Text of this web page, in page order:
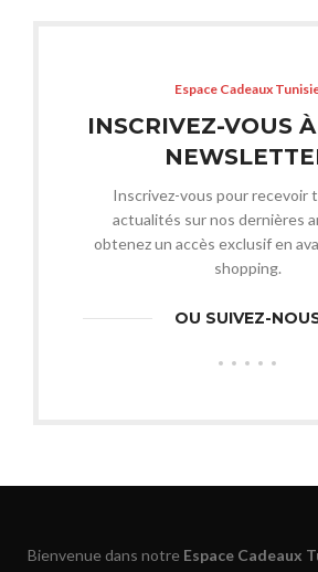
Espace Cadeaux
INSCRIVEZ-VOUS
Inscrivez-vous pour recevoir
actualités sur nos dernières
obtenez un accès exclusif en
shopping.
OU SUIVEZ-
Bienvenue dans notre Espace Cadeaux